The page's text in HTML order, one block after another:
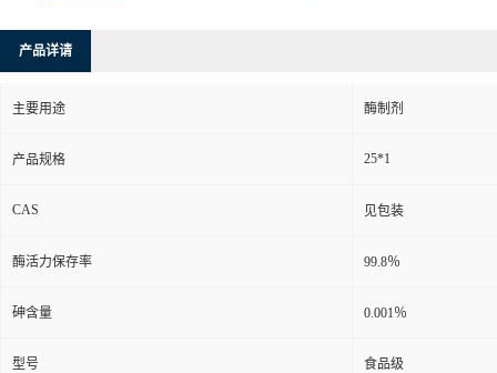
产品详请
主要用途 酶制剂
产品规格 25*1
CAS 见包装
酶活力保存率 99.8％
砷含量 0.001％
型号 食品级